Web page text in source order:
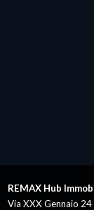
REMAX Hub
Via XXX Gennaio 24